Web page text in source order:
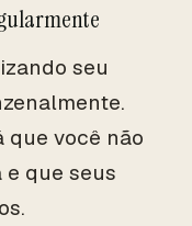
seu
que você não
que seus